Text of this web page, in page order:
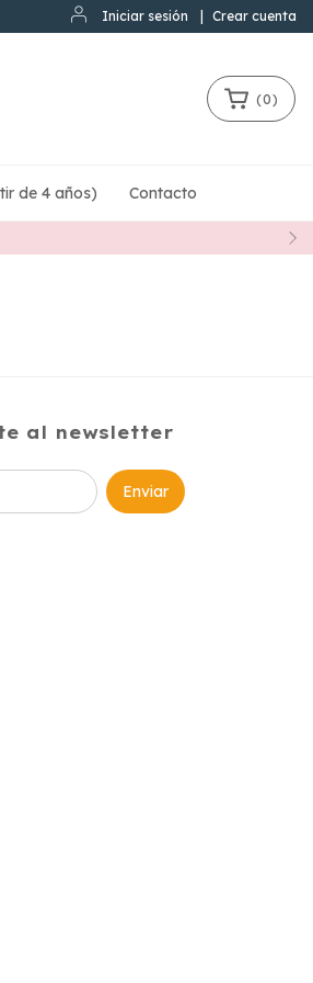
Iniciar sesión Crear cuenta
(0)
de 4 años) Contacto
al newsletter